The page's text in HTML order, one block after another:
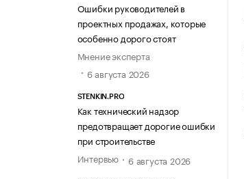
Ошибки руководителей в
проектных продажах, которые
особенно дорого стоят
Мнение эксперта
6 августа 2026
STENKIN.PRO
Как технический надзор
предотвращает дорогие ошибки
при строительстве
Интервью
6 августа 2026